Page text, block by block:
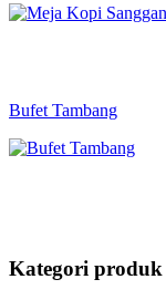
Bufet Tambang
Kategori produk